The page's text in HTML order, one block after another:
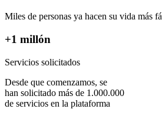
Miles de personas ya hacen su vida más
+1 millón
Servicios solicitados
Desde que comenzamos, se
han solicitado más de 1.000.000
de servicios en la plataforma